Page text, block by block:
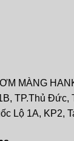
MÀNG
TP.Thủ Đức,
Lộ 1A, KP2,